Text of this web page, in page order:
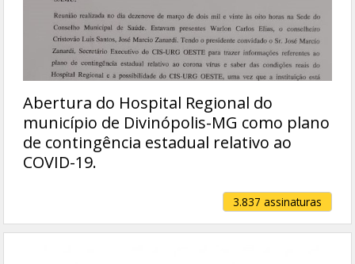
Abertura do Hospital Regional do
município de Divinópolis-MG como plano
de contingência estadual relativo ao
COVID-19.
3.837 assinaturas